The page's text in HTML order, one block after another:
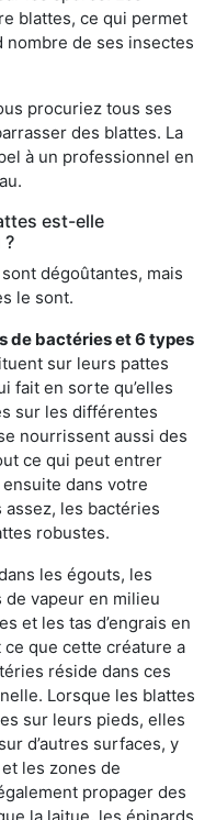
blattes, ce qui permet
nombre de ses insectes
procuriez tous ses
des blattes. La
à un professionnel en
est-elle
?
dégoûtantes, mais
le sont.
de bactéries et 6 types
sur leurs pattes
fait en sorte qu’elles
sur les différentes
nourrissent aussi des
ce qui peut entrer
dans votre
assez, les bactéries
robustes.
les égouts, les
de vapeur en milieu
et les tas d’engrais en
que cette créature a
réside dans ces
Lorsque les blattes
sur leurs pieds, elles
d’autres surfaces, y
les zones de
propager des